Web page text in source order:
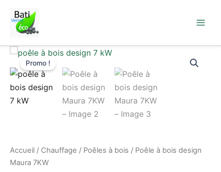
contenu
Promo !
Accueil / Chauffage / Poêles à bois / Poêle à bois design
Maura 7KW
Le
prix
initial
était :
Le
prix
actuel
est :
quantité
Poêle
bois
design